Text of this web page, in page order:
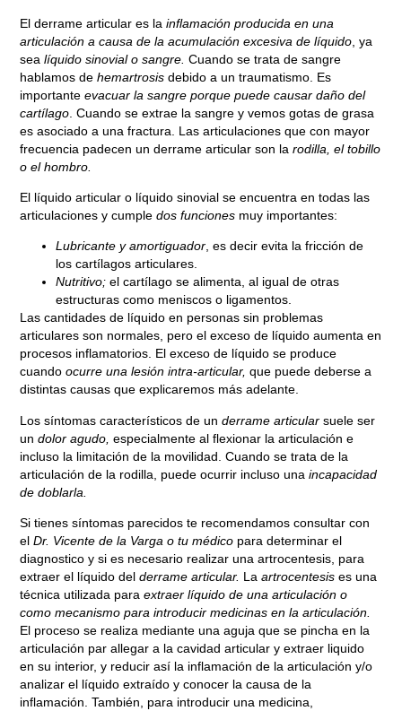
El derrame articular es la inflamación producida en una
articulación a causa de la acumulación excesiva de líquido , ya
sea líquido sinovial o sangre. Cuando se trata de sangre
hablamos de hemartrosis debido a un traumatismo. Es
importante evacuar la sangre porque puede causar daño del
cartílago . Cuando se extrae la sangre y vemos gotas de grasa
es asociado a una fractura. Las articulaciones que con mayor
frecuencia padecen un derrame articular son larodilla, el tobillo
o el hombro.
El líquido articular o líquido sinovial se encuentra en todas las
articulaciones y cumpledos funciones muy importantes:
Lubricante y amortiguador, es decir evita la fricción de
los cartílagos articulares.
Nutritivo; el cartílago se alimenta, al igual de otras
estructuras como meniscos o ligamentos.
Las cantidades de líquido en personas sin problemas
articulares son normales, pero el exceso de líquido aumenta en
procesos inflamatorios. El exceso de líquido se produce
cuandoocurre una lesión intra-articular, que puede deberse a
distintas causas que explicaremos más adelante.
Los síntomas característicos de underrame articular suele ser
un dolor agudo, especialmente al flexionar la articulación e
incluso la limitación de la movilidad. Cuando se trata de la
articulación de la rodilla, puede ocurrir incluso una incapacidad
de doblarla.
Si tienes síntomas parecidos te recomendamos consultar con
elDr. Vicente de la Varga o tu médico para determinar el
diagnostico y si es necesario realizar una artrocentesis, para
extraer el líquido delderrame articular. Laartrocentesis es una
técnica utilizada paraextraer líquido de una articulación o
como mecanismo para introducir medicinas en la articulación.
El proceso se realiza mediante una aguja que se pincha en la
articulación par allegar a la cavidad articular y extraer liquido
en su interior, y reducir así la inflamación de la articulación y/o
analizar el líquido extraído y conocer la causa de la
inflamación. También, para introducir una medicina,